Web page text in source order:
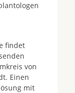
findet
von
Einen
mit